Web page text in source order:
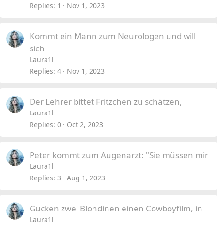
Replies 1 Nov 1, 2023
Kommt ein Mann zum Neurologen und will
sich
Laura1l
Replies 4 Nov 1, 2023
Der Lehrer bittet Fritzchen zu schätzen,
Laura1l
Replies 0 Oct 2, 2023
Peter kommt zum Augenarzt: "Sie müssen mir
Laura1l
Replies 3 Aug 1, 2023
Gucken zwei Blondinen einen Cowboyfilm, in
Laura1l